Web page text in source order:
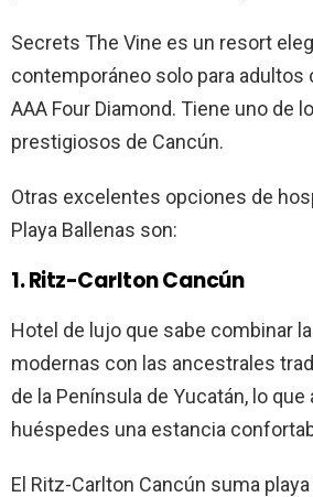
Secrets The Vine es un resort
contemporáneo solo para adultos
AAA Four Diamond. Tiene uno de
prestigiosos de Cancún.
Otras excelentes opciones de
Playa Ballenas son:
1. Ritz-Carlton Cancún
Hotel de lujo que sabe combinar
modernas con las ancestrales
de la Península de Yucatán, lo que
huéspedes una estancia
El Ritz-Carlton Cancún suma